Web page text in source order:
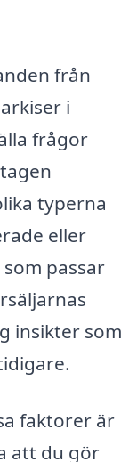
från
i
frågor
typerna
eller
passar
insikter som
faktorer är
att du gör